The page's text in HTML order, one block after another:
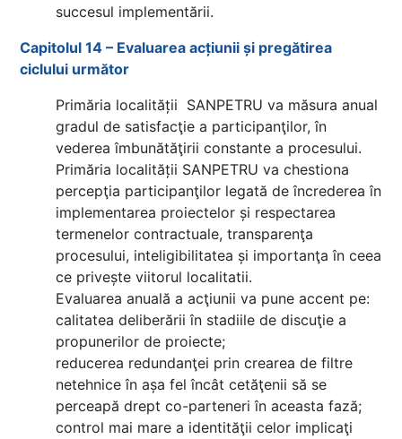
succesul implementării.
Capitolul 14 – Evaluarea acțiunii și pregătirea
ciclului următor
Primăria localității SANPETRU va măsura anual
gradul de satisfacţie a participanţilor, în
vederea îmbunătăţirii constante a procesului.
Primăria localității SANPETRU va chestiona
percepţia participanţilor legată de încrederea în
implementarea proiectelor și respectarea
termenelor contractuale, transparenţa
procesului, inteligibilitatea și importanţa în ceea
ce privește viitorul localitatii.
Evaluarea anuală a acţiunii va pune accent pe:
calitatea deliberării în stadiile de discuţie a
propunerilor de proiecte;
reducerea redundanţei prin crearea de filtre
netehnice în așa fel încât cetăţenii să se
perceapă drept co-parteneri în aceasta fază;
control mai mare a identităţii celor implicaţi